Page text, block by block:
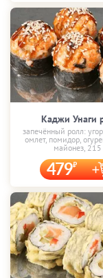
Каджи Унаги
запечённый ролл:
омлет, помидор,
майонез, 215
479